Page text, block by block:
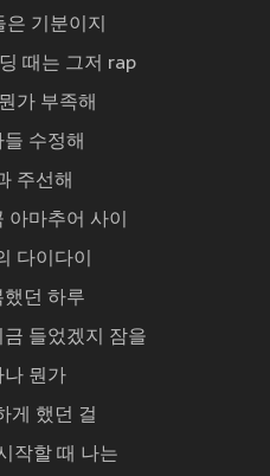
기분이지
때는 그저 rap
가 부족해
수정해
주선해
아마추어 사이
다이다이
던 하루
들었겠지 잠을
나 뭔가
게 했던 걸
작할 때 나는